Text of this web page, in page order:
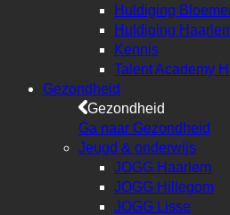
Huldiging
Huldiging
Kennis
Talent Academy
Gezondheid
Gezondheid
Ga naar Gezondheid
Jeugd & onderwijs
JOGG Haarlem
JOGG Hillegom
JOGG Lisse